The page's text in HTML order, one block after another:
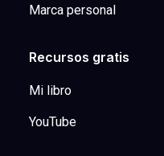
Marca personal
Recursos gratis
Mi libro
YouTube